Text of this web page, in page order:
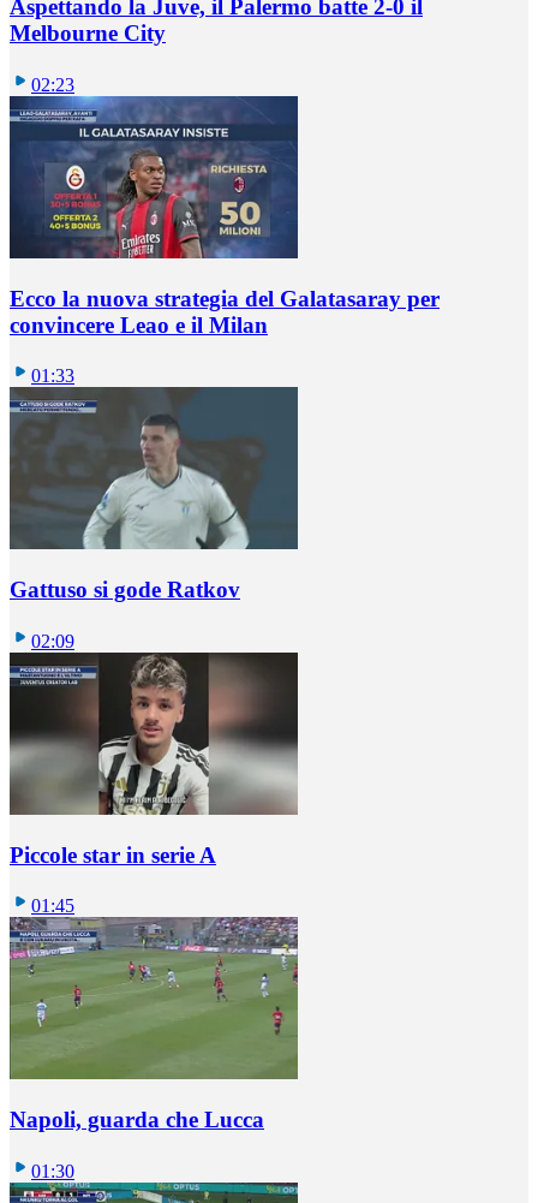
Aspettando la Juve, il Palermo batte 2-0 il
Melbourne City
02:23
Ecco la nuova strategia del Galatasaray per
convincere Leao e il Milan
01:33
Gattuso si gode Ratkov
02:09
Piccole star in serie A
01:45
Napoli, guarda che Lucca
01:30